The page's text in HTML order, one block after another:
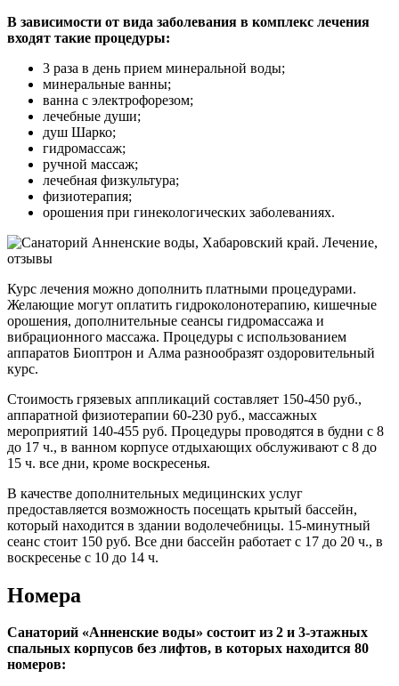
В зависимости от вида заболевания в комплекс лечения
входят такие процедуры:
3 раза в день прием минеральной воды;
минеральные ванны;
ванна с электрофорезом;
лечебные души;
душ Шарко;
гидромассаж;
ручной массаж;
лечебная физкультура;
физиотерапия;
орошения при гинекологических заболеваниях.
Курс лечения можно дополнить платными процедурами.
Желающие могут оплатить гидроколонотерапию, кишечные
орошения, дополнительные сеансы гидромассажа и
вибрационного массажа. Процедуры с использованием
аппаратов Биоптрон и Алма разнообразят оздоровительный
курс.
Стоимость грязевых аппликаций составляет 150-450 руб.,
аппаратной физиотерапии 60-230 руб., массажных
мероприятий 140-455 руб. Процедуры проводятся в будни с 8
до 17 ч., в ванном корпусе отдыхающих обслуживают с 8 до
15 ч. все дни, кроме воскресенья.
В качестве дополнительных медицинских услуг
предоставляется возможность посещать крытый бассейн,
который находится в здании водолечебницы. 15-минутный
сеанс стоит 150 руб. Все дни бассейн работает с 17 до 20 ч., в
воскресенье с 10 до 14 ч.
Номера
Санаторий «Анненские воды» состоит из 2 и 3-этажных
спальных корпусов без лифтов, в которых находится 80
номеров: